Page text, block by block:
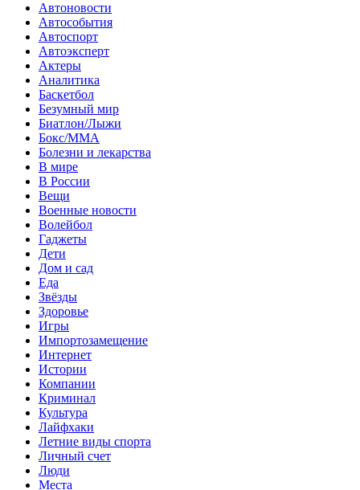
Автоновости
Автособытия
Автоспорт
Автоэксперт
Актеры
Аналитика
Баскетбол
Безумный мир
Биатлон/Лыжи
Бокс/MMA
Болезни и лекарства
В мире
В России
Вещи
Военные новости
Волейбол
Гаджеты
Дети
Дом и сад
Еда
Звёзды
Здоровье
Игры
Импортозамещение
Интернет
Истории
Компании
Криминал
Культура
Лайфхаки
Летние виды спорта
Личный счет
Люди
Места